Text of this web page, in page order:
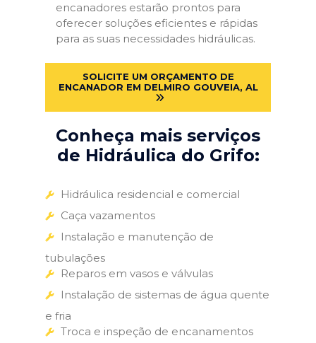
encanadores estarão prontos para
oferecer soluções eficientes e rápidas
para as suas necessidades hidráulicas.
SOLICITE UM ORÇAMENTO DE
ENCANADOR EM DELMIRO GOUVEIA, AL
Conheça mais serviços
de Hidráulica do Grifo:
Hidráulica residencial e comercial
Caça vazamentos
Instalação e manutenção de
tubulações
Reparos em vasos e válvulas
Instalação de sistemas de água quente
e fria
Troca e inspeção de encanamentos